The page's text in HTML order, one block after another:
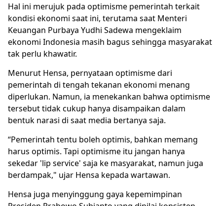
Hal ini merujuk pada optimisme pemerintah terkait
kondisi ekonomi saat ini, terutama saat Menteri
Keuangan Purbaya Yudhi Sadewa mengeklaim
ekonomi Indonesia masih bagus sehingga masyarakat
tak perlu khawatir.
Menurut Hensa, pernyataan optimisme dari
pemerintah di tengah tekanan ekonomi menang
diperlukan. Namun, ia menekankan bahwa optimisme
tersebut tidak cukup hanya disampaikan dalam
bentuk narasi di saat media bertanya saja.
“Pemerintah tentu boleh optimis, bahkan memang
harus optimis. Tapi optimisme itu jangan hanya
sekedar 'lip service' saja ke masyarakat, namun juga
berdampak," ujar Hensa kepada wartawan.
Hensa juga menyinggung gaya kepemimpinan